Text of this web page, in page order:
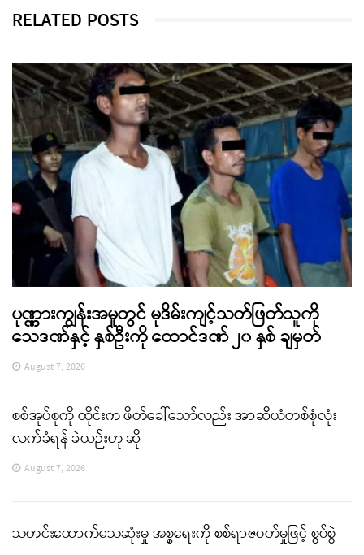
RELATED POSTS
ပုဏ္ဏားကျွန်းအမှုတွင် မုဒိမ်းကျင့်သတ်ဖြတ်သူကို
သေဒဏ်နှင့် နှစ်ဦးကို ထောင်ဒဏ် ၂၀ နှစ် ချမှတ်
August 7, 2026
စစ်အုပ်စုကို ထိုင်းက ဖိတ်ခေါ်သော်လည်း အာဆီယံတစ်စုံလုံး
လက်ခံရန် ခဲယဉ်းဟု ဆို
August 7, 2026
သတင်းထောက်သေဆုံးမှု အစ္စရေးကို စစ်ရာဇဝတ်မှုဖြင့် စွပ်စွဲ